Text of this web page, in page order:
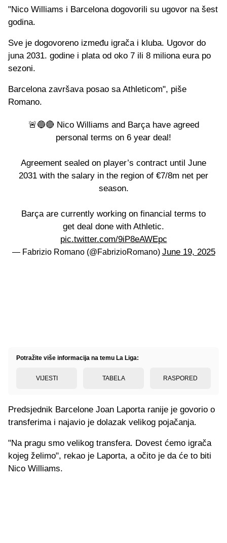
"Nico Williams i Barcelona dogovorili su ugovor na šest
godina.
Sve je dogovoreno između igrača i kluba. Ugovor do
juna 2031. godine i plata od oko 7 ili 8 miliona eura po
sezoni.
Barcelona završava posao sa Athleticom", piše
Romano.
🚨🔵🔴 Nico Williams and Barça have agreed
personal terms on 6 year deal!
Agreement sealed on player’s contract until June
2031 with the salary in the region of €7/8m net per
season.
Barça are currently working on financial terms to
get deal done with Athletic.
pic.twitter.com/9iP8eAWEpc
— Fabrizio Romano (@FabrizioRomano) June 19, 2025
Potražite više informacija na temu La Liga:
VIJESTI TABELA RASPORED
Predsjednik Barcelone Joan Laporta ranije je govorio o
transferima i najavio je dolazak velikog pojačanja.
"Na pragu smo velikog transfera. Dovest ćemo igrača
kojeg želimo", rekao je Laporta, a očito je da će to biti
Nico Williams.